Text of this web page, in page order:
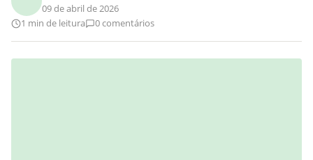
09 de abril de 2026
1 min de leitura
0 comentários